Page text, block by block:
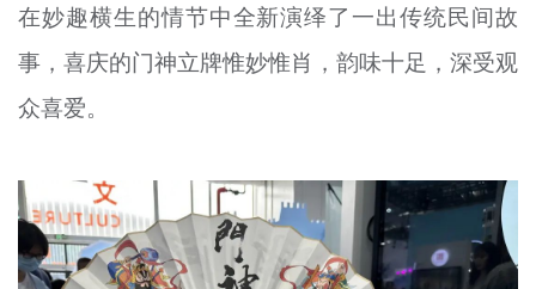
在妙趣横生的情节中全新演绎了一出传统民间故
事，喜庆的门神立牌惟妙惟肖，韵味十足，深受观
众喜爱。